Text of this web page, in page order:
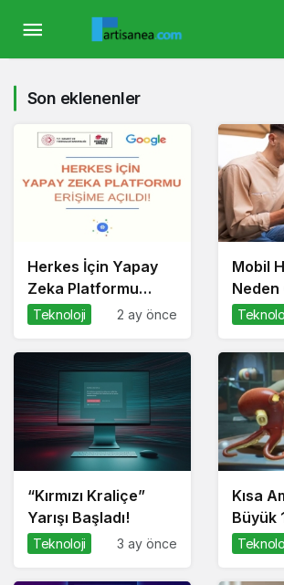
Son eklenenler
Herkes İçin Yapay
Zeka Platformu
Nedir? Nasıl
Teknoloji 2 ay önce
Mobil
Neden
“Kırmızı Kraliçe”
Yarışı Başladı!
Teknoloji 3 ay önce
Kısa
Büyük
Önerisi